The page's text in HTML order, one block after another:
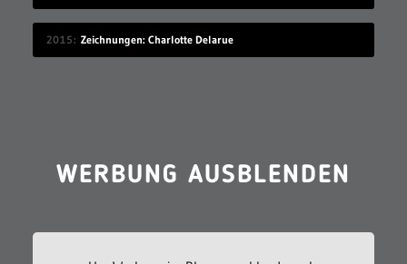
2015 Zeichnungen: Charlotte Delarue
WERBUNG AUSBLENDEN